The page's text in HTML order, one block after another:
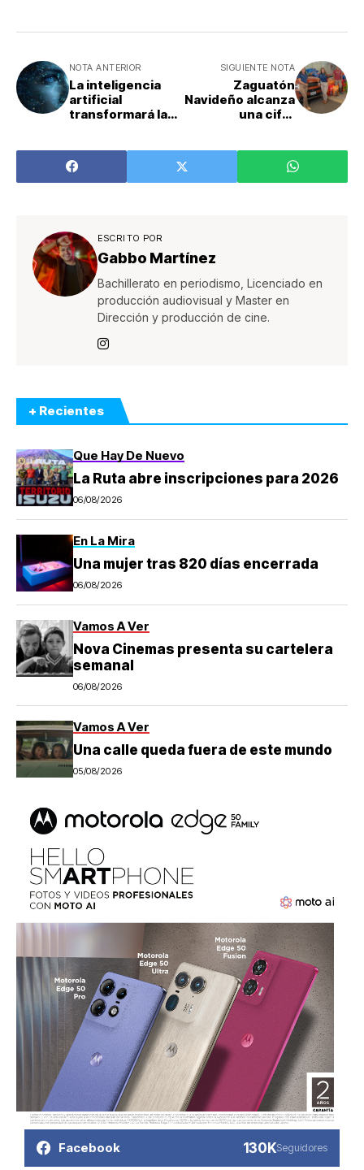
NOTA ANTERIOR
La inteligencia
artificial
transformará las
SIGUIENTE NOTA
Zaguatón
Navideño alcanza
una cifra
ESCRITO POR
Gabbo Martínez
Bachillerato en periodismo, Licenciado en
producción audiovisual y Master en
Dirección y producción de cine.
+ Recientes
Que Hay De Nuevo
La Ruta abre inscripciones para 2026
06/08/2026
En La Mira
Una mujer tras 820 días encerrada
06/08/2026
Vamos A Ver
Nova Cinemas presenta su cartelera
semanal
06/08/2026
Vamos A Ver
Una calle queda fuera de este mundo
05/08/2026
Facebook 130KSeguidores